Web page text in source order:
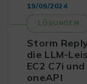
19/09/2024
LÖSUNGEN
Storm
die LLM-
EC2 C7i
oneAPI